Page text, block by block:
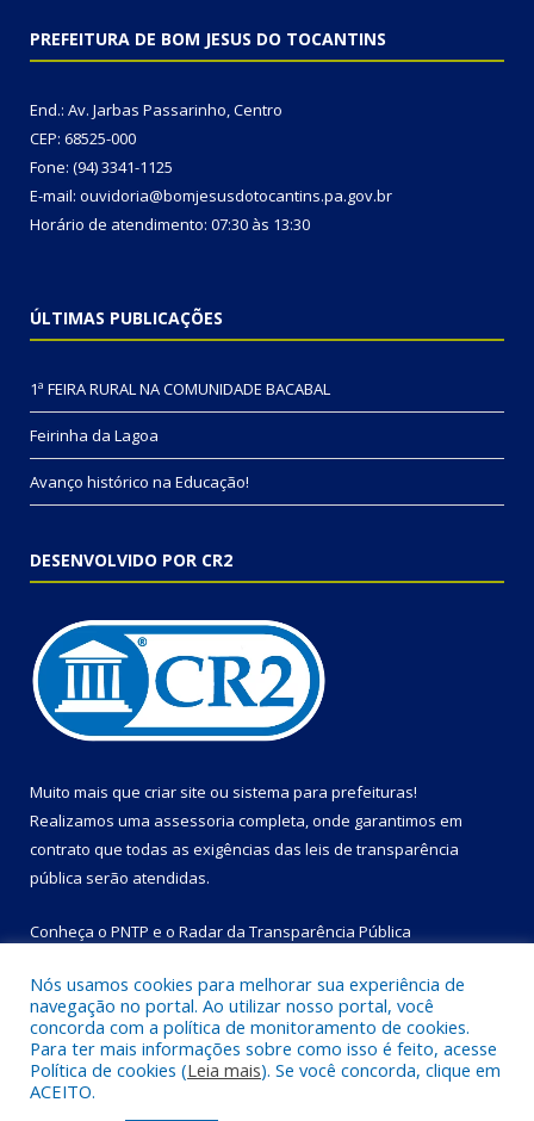
PREFEITURA DE BOM JESUS DO TOCANTINS
End.: Av. Jarbas Passarinho, Centro
CEP: 68525-000
Fone: (94) 3341-1125
E-mail: ouvidoria@bomjesusdotocantins.pa.gov.br
Horário de atendimento: 07:30 às 13:30
ÚLTIMAS PUBLICAÇÕES
1ª FEIRA RURAL NA COMUNIDADE BACABAL
Feirinha da Lagoa
Avanço histórico na Educação!
DESENVOLVIDO POR CR2
Muito mais que criar site ou sistema para prefeituras!
Realizamos uma assessoria completa, onde garantimos em
contrato que todas as exigências das leis de transparência
pública serão atendidas.
Conheça o PNTP e o Radar da Transparência Pública
Todos os direitos reservados a Prefeitura Municipal de Bom
Jesus do Tocantins.
Nós usamos cookies para melhorar sua experiência de
navegação no portal. Ao utilizar nosso portal, você
concorda com a política de monitoramento de cookies.
Para ter mais informações sobre como isso é feito, acesse
Política de cookies (Leia mais). Se você concorda, clique em
ACEITO.